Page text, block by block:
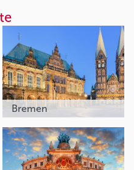
Bremen